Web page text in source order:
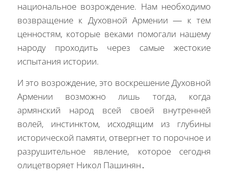
национальное возрождение. Нам необходимо
возвращение к Духовной Армении — к тем
ценностям, которые веками помогали нашему
народу проходить через самые жестокие
испытания истории.
И это возрождение, это воскрешение Духовной
Армении возможно лишь тогда, когда
армянский народ всей своей внутренней
волей, инстинктом, исходящим из глубины
исторической памяти, отвергнет то порочное и
разрушительное явление, которое сегодня
олицетворяет Никол Пашинян․